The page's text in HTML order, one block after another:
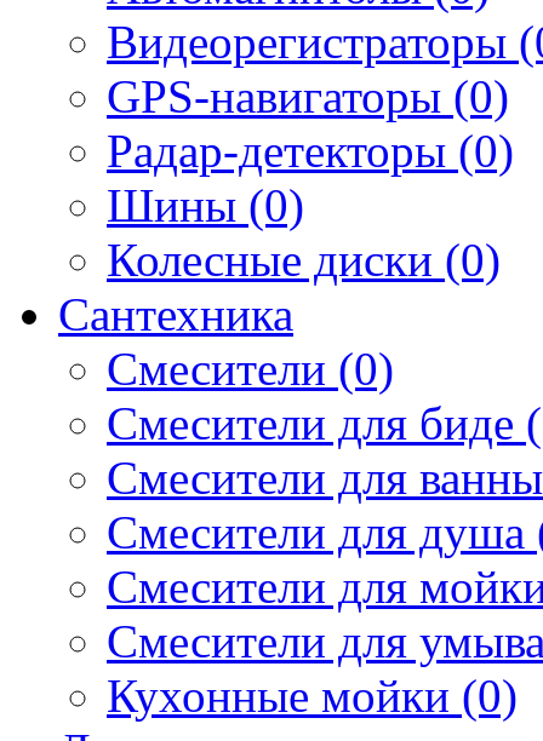
Видеорегистраторы
GPS-навигаторы (0)
Радар-детекторы (0)
Шины (0)
Колесные диски (0)
Сантехника
Смесители (0)
Смесители для биде
Смесители для
Смесители для душа
Смесители для
Смесители для
Кухонные мойки (0)